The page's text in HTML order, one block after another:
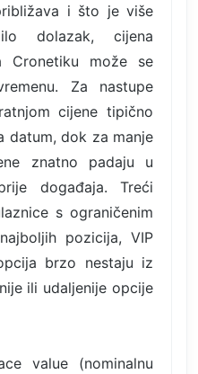
i što je više
dolazak, cijena
Cronetiku može se
Za nastupe
cijene tipično
datum, dok za manje
znatno padaju u
događaja. Treći
s ograničenim
pozicija, VIP
brzo nestaju iz
ili udaljenije opcije
value (nominalnu